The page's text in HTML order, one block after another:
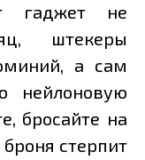
гаджет не
штекеры
а сам
нейлоновую
бросайте на
стерпит